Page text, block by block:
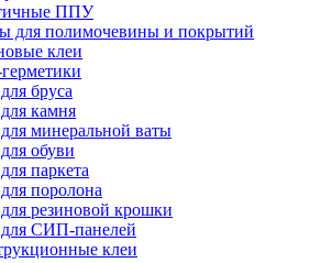
ППУ
для полимочевины и покрытий
клеи
бруса
камня
минеральной ваты
обуви
паркета
поролона
резиновой крошки
СИП-панелей
клеи